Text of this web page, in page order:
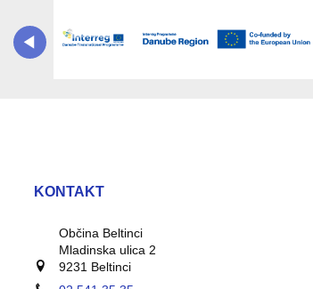
KONTAKT
Občina Beltinci
Mladinska ulica 2
9231 Beltinci